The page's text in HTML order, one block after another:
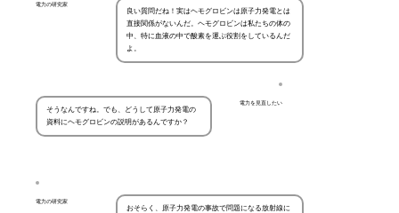
電力の研究家
良い質問だね！実はヘモグロビンは原子力発電とは
直接関係がないんだ。ヘモグロビンは私たちの体の
中、特に血液の中で酸素を運ぶ役割をしているんだ
よ。
電力を見直したい
そうなんですね。でも、どうして原子力発電の
資料にヘモグロビンの説明があるんですか？
電力の研究家
おそらく、原子力発電の事故で問題になる放射線に